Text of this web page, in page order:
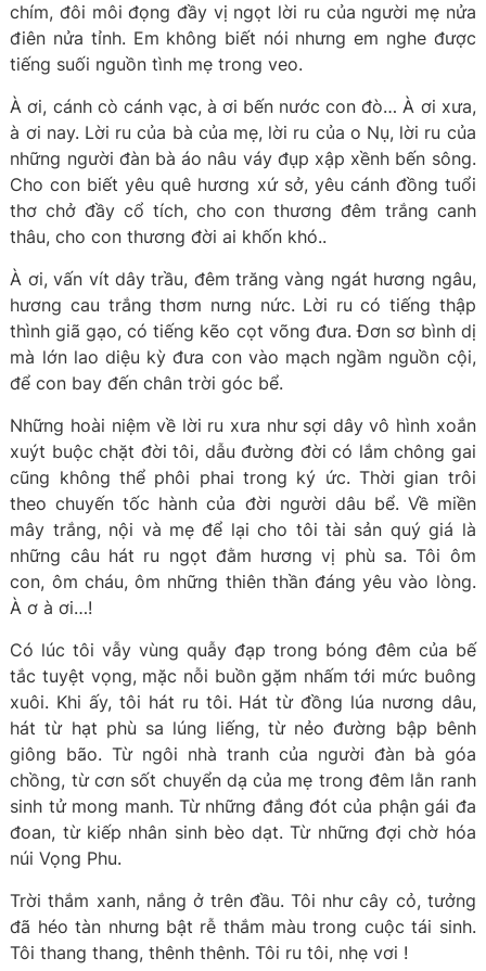
chím, đôi môi đọng đầy vị ngọt lời ru của người mẹ nửa
điên nửa tỉnh. Em không biết nói nhưng em nghe được
tiếng suối nguồn tình mẹ trong veo.
À ơi, cánh cò cánh vạc, à ơi bến nước con đò… À ơi xưa,
à ơi nay. Lời ru của bà của mẹ, lời ru của o Nụ, lời ru của
những người đàn bà áo nâu váy đụp xập xềnh bến sông.
Cho con biết yêu quê hương xứ sở, yêu cánh đồng tuổi
thơ chở đầy cổ tích, cho con thương đêm trắng canh
thâu, cho con thương đời ai khốn khó..
À ơi, vấn vít dây trầu, đêm trăng vàng ngát hương ngâu,
hương cau trắng thơm nưng nức. Lời ru có tiếng thập
thình giã gạo, có tiếng kẽo cọt võng đưa. Đơn sơ bình dị
mà lớn lao diệu kỳ đưa con vào mạch ngầm nguồn cội,
để con bay đến chân trời góc bể.
Những hoài niệm về lời ru xưa như sợi dây vô hình xoắn
xuýt buộc chặt đời tôi, dẫu đường đời có lắm chông gai
cũng không thể phôi phai trong ký ức. Thời gian trôi
theo chuyến tốc hành của đời người dâu bể. Về miền
mây trắng, nội và mẹ để lại cho tôi tài sản quý giá là
những câu hát ru ngọt đằm hương vị phù sa. Tôi ôm
con, ôm cháu, ôm những thiên thần đáng yêu vào lòng.
À ơ à ơi…!
Có lúc tôi vẫy vùng quẫy đạp trong bóng đêm của bế
tắc tuyệt vọng, mặc nỗi buồn gặm nhấm tới mức buông
xuôi. Khi ấy, tôi hát ru tôi. Hát từ đồng lúa nương dâu,
hát từ hạt phù sa lúng liếng, từ nẻo đường bập bênh
giông bão. Từ ngôi nhà tranh của người đàn bà góa
chồng, từ cơn sốt chuyển dạ của mẹ trong đêm lằn ranh
sinh tử mong manh. Từ những đắng đót của phận gái đa
đoan, từ kiếp nhân sinh bèo dạt. Từ những đợi chờ hóa
núi Vọng Phu.
Trời thắm xanh, nắng ở trên đầu. Tôi như cây cỏ, tưởng
đã héo tàn nhưng bật rễ thắm màu trong cuộc tái sinh.
Tôi thang thang, thênh thênh. Tôi ru tôi, nhẹ vơi !